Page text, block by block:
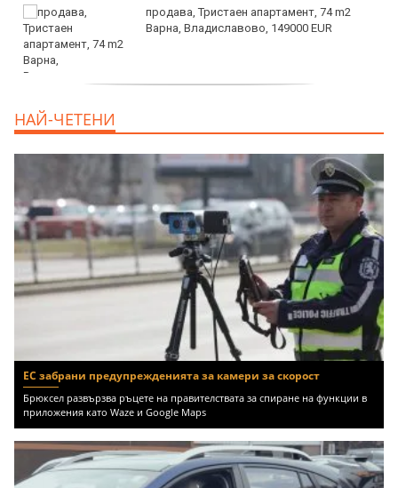
продава, Тристаен апартамент, 74 m2
Варна, Владиславово, 149000 EUR
НАЙ-ЧЕТЕНИ
ЕС забрани предупрежденията за камери за скорост
Брюксел развързва ръцете на правителствата за спиране на функции в
приложения като Waze и Google Maps